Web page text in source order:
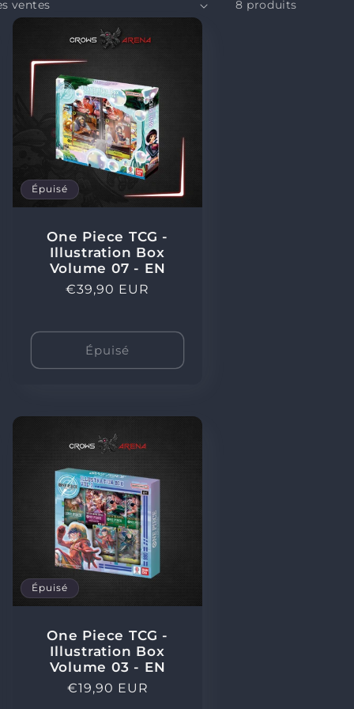
n
8 produits
Épuisé
One Piece TCG -
Illustration Box
Volume 07 - EN
Prix
€39,90 EUR
Épuisé
Épuisé
One Piece TCG -
Illustration Box
Volume 03 - EN
Prix
€19,90 EUR